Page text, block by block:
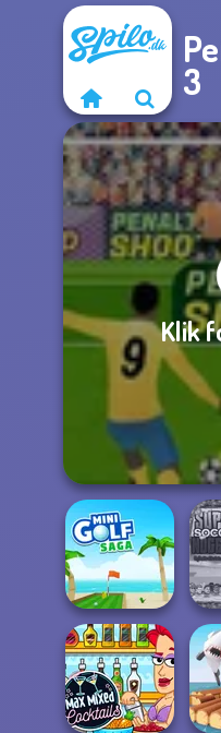
3
Klik
Mini Golf Saga